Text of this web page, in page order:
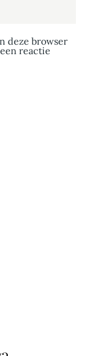
deze browser
reactie